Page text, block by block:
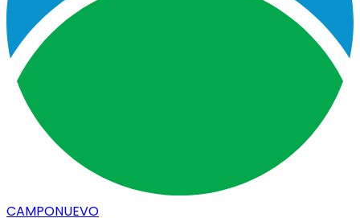
CAMPONUEVO